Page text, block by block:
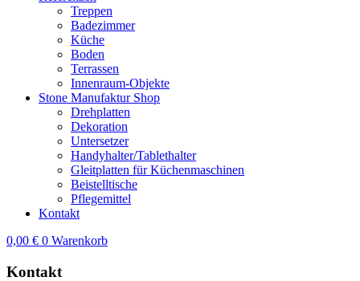
Treppen
Badezimmer
Küche
Boden
Terrassen
Innenraum-Objekte
Stone Manufaktur Shop
Drehplatten
Dekoration
Untersetzer
Handyhalter/Tablethalter
Gleitplatten für Küchenmaschinen
Beistelltische
Pflegemittel
Kontakt
0,00 € 0 Warenkorb
Kontakt